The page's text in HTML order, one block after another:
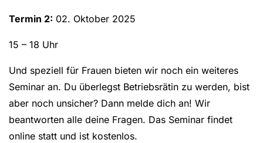
Termin 2: 02. Oktober 2025
15 – 18 Uhr
Und speziell für Frauen bieten wir noch ein weiteres
Seminar an. Du überlegst Betriebsrätin zu werden, bist
aber noch unsicher? Dann melde dich an! Wir
beantworten alle deine Fragen. Das Seminar findet
online statt und ist kostenlos.